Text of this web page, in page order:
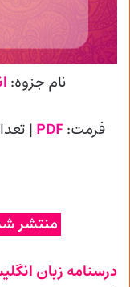
نام جزوه:
فرمت:PDF
|
منتشر
درسنامه زبان